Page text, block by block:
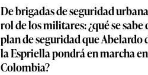
De brigadas de seguridad
rol de los militares: ¿qué se sabe
plan de seguridad que Abelardo
la Espriella pondrá en marcha en
Colombia?